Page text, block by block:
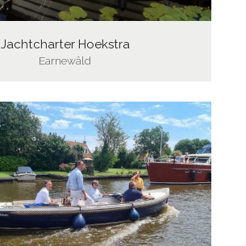
Jachtcharter Hoekstra
Earnewâld